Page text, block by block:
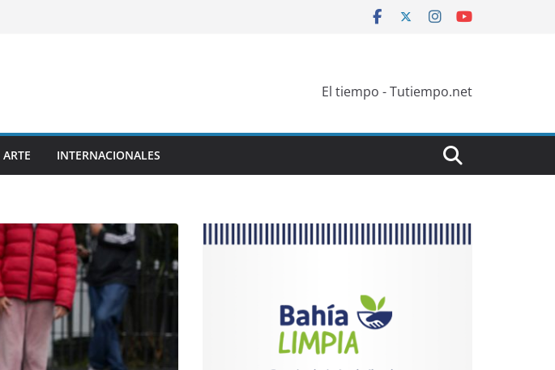
El tiempo - Tutiempo.net
ARTE INTERNACIONALES